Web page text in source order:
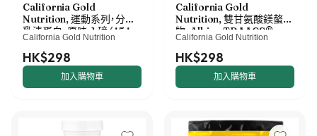
California Gold
Nutrition, 運動系列，分離
乳清蛋白，原味，1 磅（454
克）
California Gold Nutrition
HK$298
加入購物車
California Gold
Nutrition, 雙甘氨酸鎂螯合
物，Albion TRAACS®，
240 粒素食膠囊（每粒膠囊
100 毫克）
California Gold Nutrition
HK$298
加入購物車